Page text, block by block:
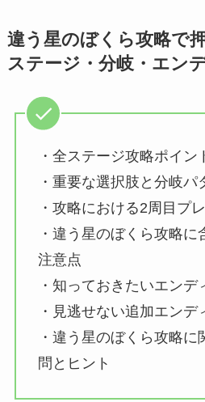
違う星のぼくら攻略で
ステージ・分岐・エン
・全ステージ攻略ポイン
・重要な選択肢と分岐パ
・攻略における2周目プ
・違う星のぼくら攻略に
注意点
・知っておきたいエンデ
・見逃せない追加エンデ
・違う星のぼくら攻略
問とヒント